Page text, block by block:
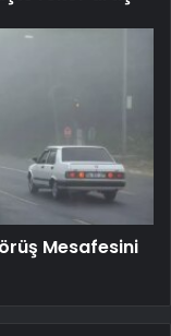
Mesafesini